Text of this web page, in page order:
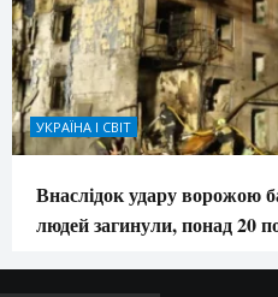
УКРАЇНА І СВІТ
Внаслідок удару ворожою
людей загинули, понад 20